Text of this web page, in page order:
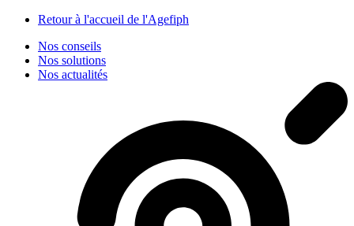
Retour à l'accueil de l'Agefiph
Nos conseils
Nos solutions
Nos actualités